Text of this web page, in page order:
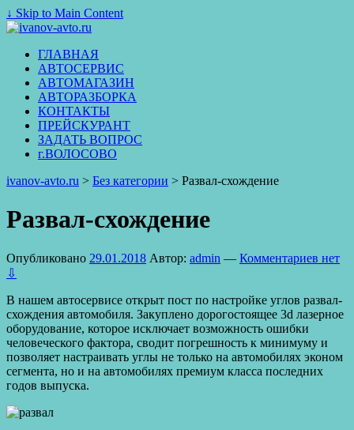
↓ Skip to Main Content
ГЛАВНАЯ
АВТОСЕРВИС
АВТОМАГАЗИН
АВТОРАЗБОРКА
КОНТАКТЫ
ПРЕЙСКУРАНТ
ЗАДАТЬ ВОПРОС
г.ВОЛОСОВО
ivanov-avto.ru > Без категории > Развал-схождение
Развал-схождение
Опубликовано 29.01.2018 Автор: admin — Комментариев нет
⇩
В нашем автосервисе открыт пост по настройке углов развал-
схождения автомобиля. Закуплено дорогостоящее 3d лазерное
оборудование, которое исключает возможность ошибки
человеческого фактора, сводит погрешность к минимуму и
позволяет настраивать углы не только на автомобилях эконом
сегмента, но и на автомобилях премиум класса последних
годов выпуска.